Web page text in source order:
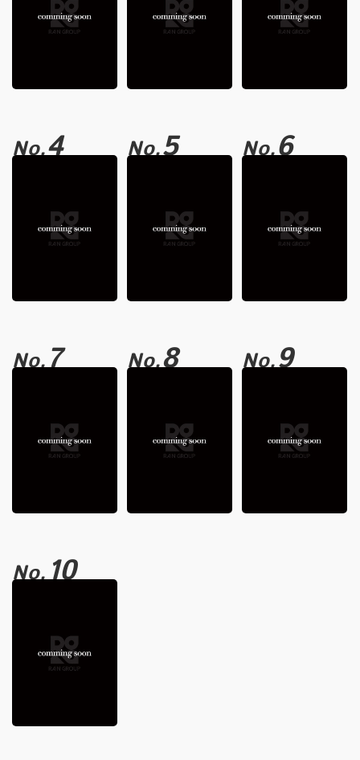
No.4 No.5 No.6
No.7 No.8 No.9
No.10